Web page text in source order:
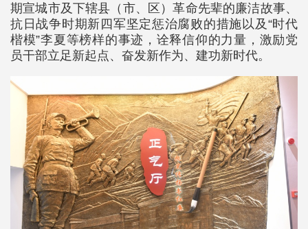
期宣城市及下辖县（市、区）革命先辈的廉洁故事、
抗日战争时期新四军坚定惩治腐败的措施以及“时代
楷模”李夏等榜样的事迹，诠释信仰的力量，激励党
员干部立足新起点、奋发新作为、建功新时代。